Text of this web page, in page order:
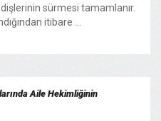
sürmesi tamamlanır.
itibare ...
Aile Hekimliğinin